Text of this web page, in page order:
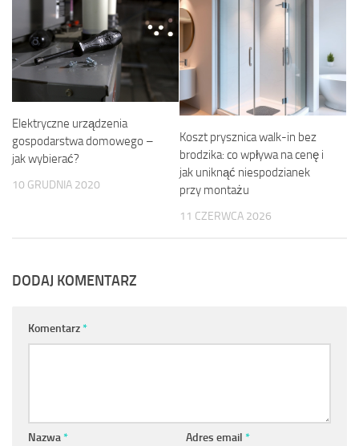
Elektryczne urządzenia
gospodarstwa domowego –
jak wybierać?
10 GRUDNIA 2020
Koszt prysznica walk-in bez
brodzika: co wpływa na cenę i
jak uniknąć niespodzianek
przy montażu
11 CZERWCA 2026
DODAJ KOMENTARZ
Komentarz*
Nazwa* Adres email *